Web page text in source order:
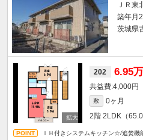
ＪＲ東
築年月
茨城県
202 6.95
4,000円
敷 0ヶ月
2階 2LDK（
ＩＨ付きシステムキッチン☆/追焚機